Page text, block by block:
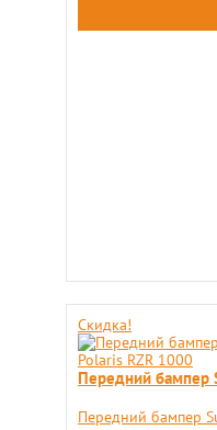
Скидка!
Передний бампер
Передний бампер